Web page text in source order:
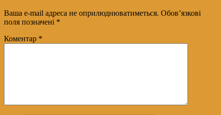
Ваша e-mail адреса не оприлюднюватиметься. Обов’язкові
поля позначені *
Коментар *